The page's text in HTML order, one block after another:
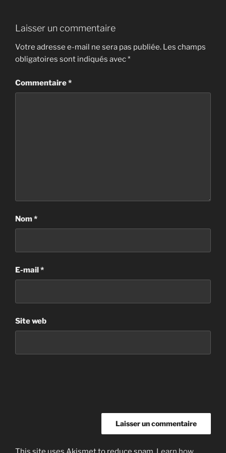
Laisser un commentaire
Votre adresse e-mail ne sera pas publiée. Les champs
obligatoires sont indiqués avec*
Commentaire*
Nom*
E-mail*
Site web